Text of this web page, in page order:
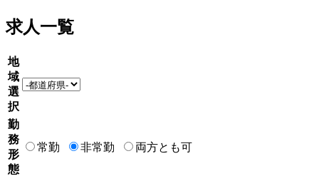
求人一覧
地
域
選
択
勤
務
形
態
常勤 非常勤 両方とも可